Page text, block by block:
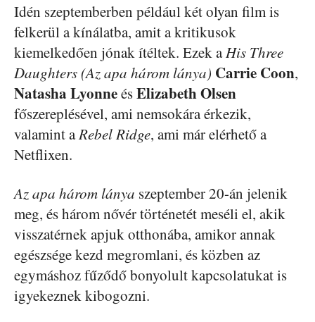
Idén szeptemberben például két olyan film is
felkerül a kínálatba, amit a kritikusok
kiemelkedően jónak ítéltek. Ezek aHis Three
Daughters (Az apa három lánya) Carrie Coon,
Natasha LyonneésElizabeth Olsen
főszereplésével, ami nemsokára érkezik,
valamint aRebel Ridge, ami már elérhető a
Netflixen.
Az apa három lánya szeptember 20-án jelenik
meg, és három nővér történetét meséli el, akik
visszatérnek apjuk otthonába, amikor annak
egészsége kezd megromlani, és közben az
egymáshoz fűződő bonyolult kapcsolatukat is
igyekeznek kibogozni.